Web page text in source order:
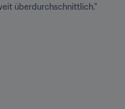
überdurchschnittlich."